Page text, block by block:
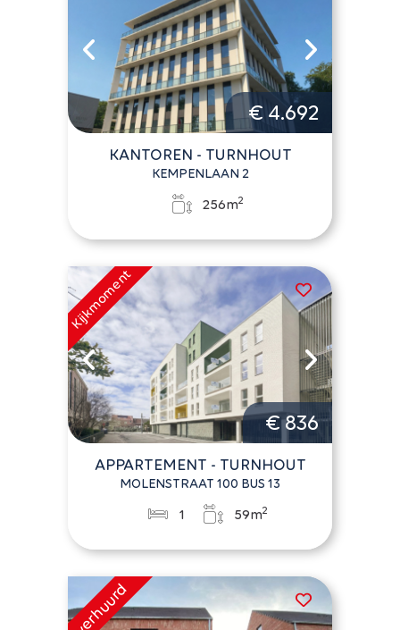
€ 4.692
KANTOREN - TURNHOUT
KEMPENLAAN 2
256m2
€ 836
APPARTEMENT - TURNHOUT
MOLENSTRAAT 100 BUS 13
1 59m2